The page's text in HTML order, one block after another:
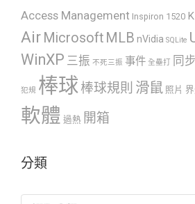
Access Management Inspiron 1520
Air Microsoft MLB nVidia SQLite
WinXP 三振 不死三振 事件 全壘打 同步
犯規 棒球 棒球規則 滑鼠 照片
軟體 過熱 開箱
分類